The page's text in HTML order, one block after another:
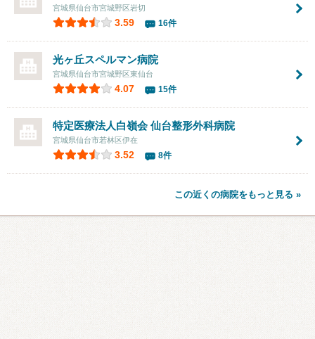
宮城県仙台市宮城野区岩切
3.59 16件
光ヶ丘スペルマン病院
宮城県仙台市宮城野区東仙台
4.07 15件
特定医療法人白嶺会 仙台整形外科病院
宮城県仙台市若林区伊在
3.52 8件
この近くの病院をもっと見る »